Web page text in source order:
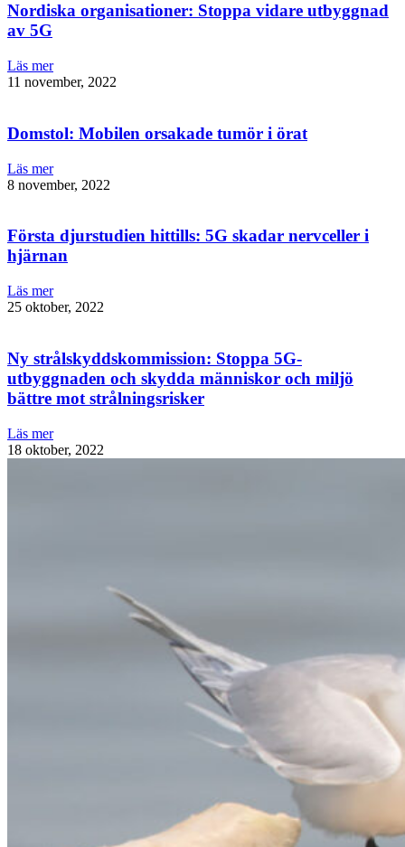
Nordiska organisationer: Stoppa vidare utbyggnad
av 5G
Läs mer
11 november, 2022
Domstol: Mobilen orsakade tumör i örat
Läs mer
8 november, 2022
Första djurstudien hittills: 5G skadar nervceller i
hjärnan
Läs mer
25 oktober, 2022
Ny strålskyddskommission: Stoppa 5G-
utbyggnaden och skydda människor och miljö
bättre mot strålningsrisker
Läs mer
18 oktober, 2022